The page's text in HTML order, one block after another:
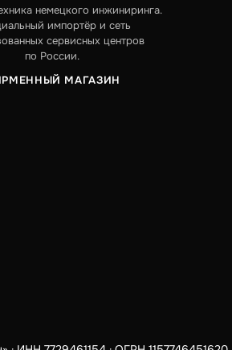
немецкого инжиниринга.
импортёр и сеть
сервисных центров
по России.
МАГАЗИН